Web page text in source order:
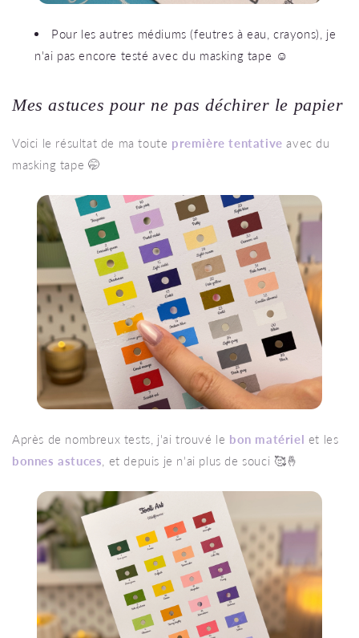
Pour les autres médiums (feutres à eau, crayons), je
n'ai pas encore testé avec du masking tape ☺️
Mes astuces pour ne pas déchirer le papier
Voici le résultat de ma toute première tentative avec du
masking tape 🤭
Après de nombreux tests, j'ai trouvé le bon matériel et les
bonnes astuces , et depuis je n'ai plus de souci 🥰🤞